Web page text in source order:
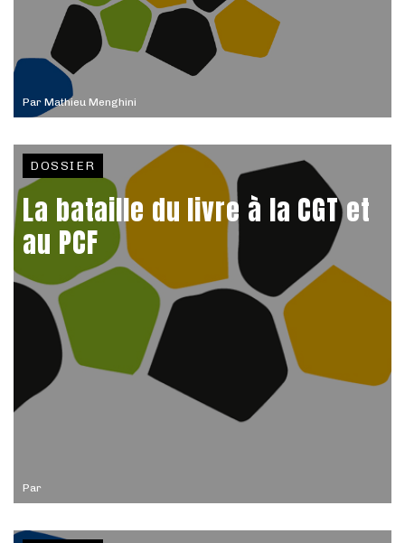
Par Mathieu Menghini
Par
DOSSIER
La bataille du livre à la CGT et
au PCF